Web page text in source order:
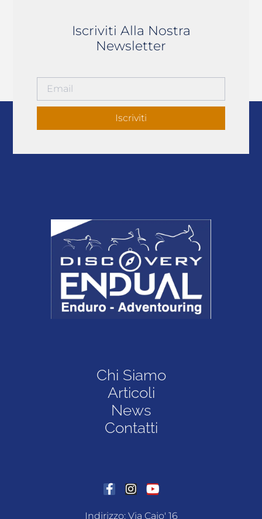
Iscriviti Alla Nostra
Newsletter
Iscriviti
Chi Siamo
Articoli
News
Contatti
Indirizzo: Via Caio' 16